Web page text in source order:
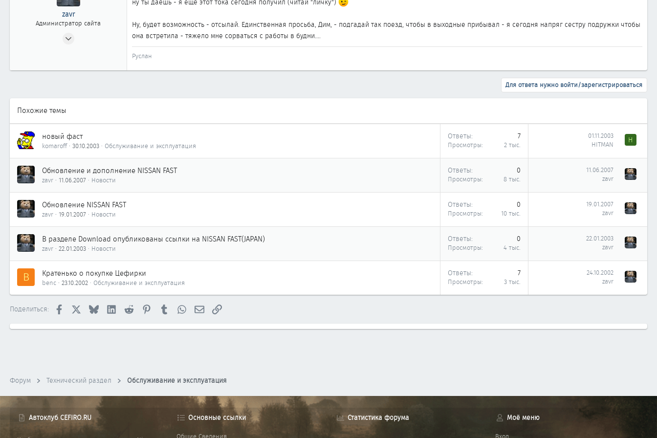
zavr
Администратор сайта
1 868
www.cefiro.ru
Автомобиль
ну ты даёшь - я ещё этот тока сегодня получил (читай "личку")
Ну, будет возможность - отсылай. Единственная просьба, Дим, - подгадай так поезд, чтобы в выходные прибывал - я сегодня напряг сестру подружки чтобы
она встретила - тяжело мне сорваться с работы в будни....
Руслан
Для ответа нужно войти/зарегистрироваться
Похожие темы
новый фаст
komaroff 30.10.2003 Обслуживание и эксплуатация
Ответы 7
Просмотры 2 тыс.
01.11.2003
HITMAN
H
Обновление и дополнение NISSAN FAST
zavr 11.06.2007 Новости
Ответы 0
Просмотры 8 тыс.
11.06.2007
zavr
Обновление NISSAN FAST
zavr 19.01.2007 Новости
Ответы 0
Просмотры 10 тыс.
19.01.2007
zavr
В разделе Download опубликованы ссылки на NISSAN FAST(JAPAN)
zavr 22.01.2003 Новости
Ответы 0
Просмотры 4 тыс.
22.01.2003
zavr
B Кратенько о покупке Цефирки
benc 23.10.2002 Обслуживание и эксплуатация
Ответы 7
Просмотры 3 тыс.
24.10.2002
zavr
Поделиться: Facebook Bluesky LinkedInReddit PinterestTumblrWhatsAppЭлектронная почта
Ссылка
Форум Технический раздел Обслуживание и эксплуатация
Автоклуб CEFIRO.RU Основные ссылки
Общие Сведения
Статистика форума Моё меню
Вход